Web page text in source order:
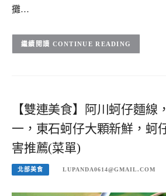
攤…
CONTINUE READING
【雙連美食】阿川蚵仔麵線
一，東石蚵仔大顆新鮮，蚵
害推薦(菜單)
北部美食 LUPANDA0614@GMAIL.COM